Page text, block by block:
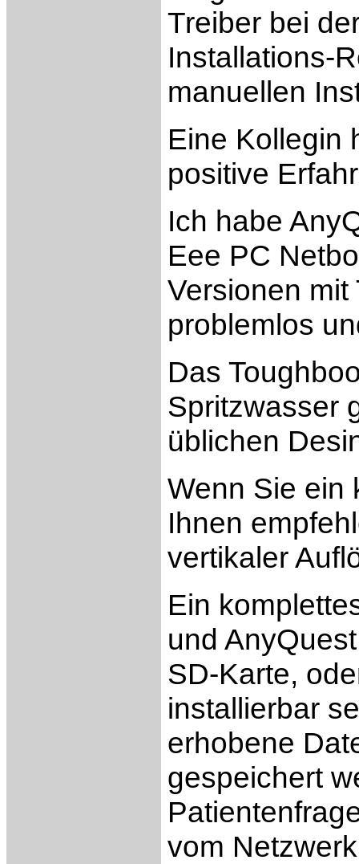
Treiber bei
Installations-
manuellen
Eine Kollegin
positive
Ich habe
Eee PC
Versionen
problemlos
Das
Spritzwasser
üblichen
Wenn Sie ein
Ihnen
vertikaler
Ein
und
SD-Karte,
installierbar
erhobene
gespeichert
vom